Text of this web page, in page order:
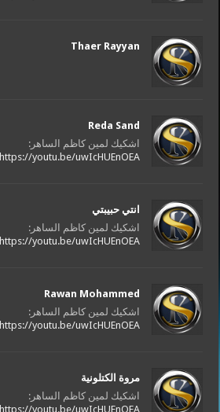
Thaer Rayyan
Reda Sand
اشكيك لمين كاظم الساهر:
https://youtu.be/uwIcHUEnOEA
انتي حبيبتي
اشكيك لمين كاظم الساهر:
https://youtu.be/uwIcHUEnOEA
Rawan Mohammed
اشكيك لمين كاظم الساهر:
https://youtu.be/uwIcHUEnOEA
مروة الكتلونية
اشكيك لمين كاظم الساهر:
https://youtu.be/uwIcHUEnOEA